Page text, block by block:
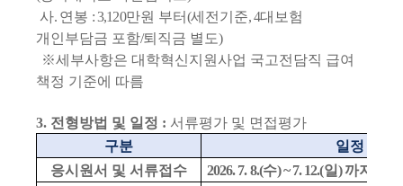
사. 연봉 : 3,120만원 부터(세전기준, 4대보험
개인부담금 포함/퇴직금 별도)
※세부사항은 대학혁신지원사업 국고전담직 급여
책정 기준에 따름
3. 전형방법 및 일정 : 서류평가 및 면접평가
구분
일정
응시원서 및 서류접수
2026. 7. 8.(수) ~ 7. 12.(일)까지